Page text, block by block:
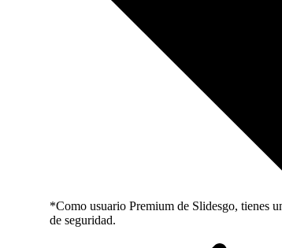
*Como usuario Premium de Slidesgo, tienes
de seguridad.